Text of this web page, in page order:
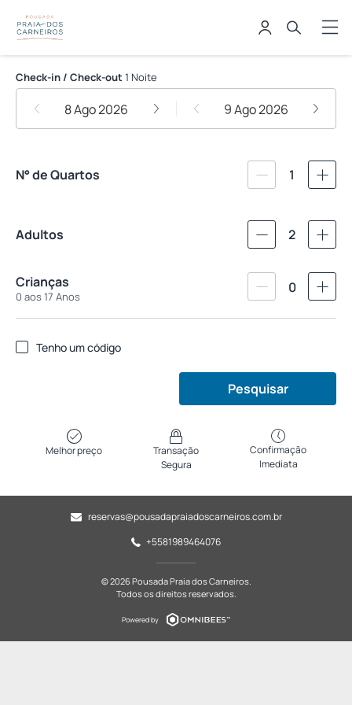
Pousada Praia dos Carneiros
Check-in / Check-out 1 Noite
8 Ago 2026 9 Ago 2026
N° de Quartos 1
Adultos 2
Crianças
0 aos 17 Anos
0
Tenho um código
Pesquisar
Melhor preço
Transação
Segura
Confirmação
Imediata
reservas@pousadapraiadoscarneiros.com.br
+5581989464076
© 2026 Pousada Praia dos Carneiros.
Todos os direitos reservados.
Powered by